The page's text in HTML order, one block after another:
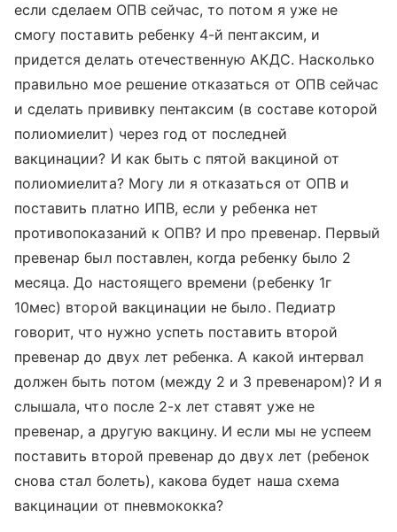
если сделаем ОПВ сейчас, то потом я уже не
смогу поставить ребенку 4-й пентаксим, и
придется делать отечественную АКДС. Насколько
правильно мое решение отказаться от ОПВ сейчас
и сделать прививку пентаксим (в составе которой
полиомиелит) через год от последней
вакцинации? И как быть с пятой вакциной от
полиомиелита? Могу ли я отказаться от ОПВ и
поставить платно ИПВ, если у ребенка нет
противопоказаний к ОПВ? И про превенар. Первый
превенар был поставлен, когда ребенку было 2
месяца. До настоящего времени (ребенку 1г
10мес) второй вакцинации не было. Педиатр
говорит, что нужно успеть поставить второй
превенар до двух лет ребенка. А какой интервал
должен быть потом (между 2 и 3 превенаром)? И я
слышала, что после 2-х лет ставят уже не
превенар, а другую вакцину. И если мы не успеем
поставить второй превенар до двух лет (ребенок
снова стал болеть), какова будет наша схема
вакцинации от пневмококка?